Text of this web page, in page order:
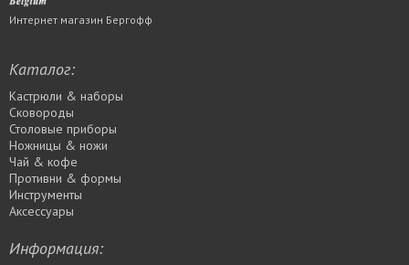
Интернет магазин Бергофф
Каталог:
Кастрюли & наборы
Сковороды
Столовые приборы
Ножницы & ножи
Чай & кофе
Противни & формы
Инструменты
Аксессуары
Информация: